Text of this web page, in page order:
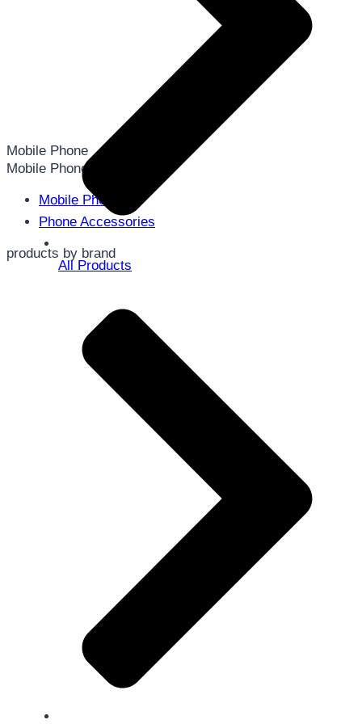
Mobile Phone
Mobile Phone
Mobile Phone
Phone Accessories
products by brand
All Products